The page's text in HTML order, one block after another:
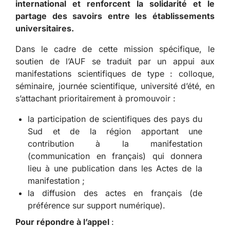
international et renforcent la solidarité et le
partage des savoirs entre les établissements
universitaires.
Dans le cadre de cette mission spécifique, le
soutien de l’AUF se traduit par un appui aux
manifestations scientifiques de type : colloque,
séminaire, journée scientifique, université d’été, en
s’attachant prioritairement à promouvoir :
la participation de scientifiques des pays du
Sud et de la région apportant une
contribution à la manifestation
(communication en français) qui donnera
lieu à une publication dans les Actes de la
manifestation ;
la diffusion des actes en français (de
préférence sur support numérique).
Pour répondre à l’appel :